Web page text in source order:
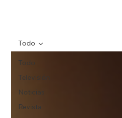
Todo
Televisión
Noticias
Revista
Todo